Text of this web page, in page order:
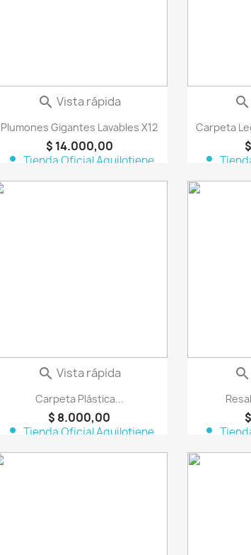
Plumones Gigantes Lavables X12
$ 14.000,00
person Tienda Oficial Aquilotiene
 Vista rápida
Carpeta
person

Carpeta Plástica...
$ 8.000,00
person Tienda Oficial Aquilotiene
 Vista rápida
person
